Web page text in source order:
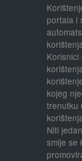
portala i
kojeg
trenutku
Niti
smije se